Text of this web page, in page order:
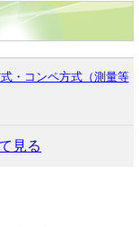
・コンペ方式（測量等
見る